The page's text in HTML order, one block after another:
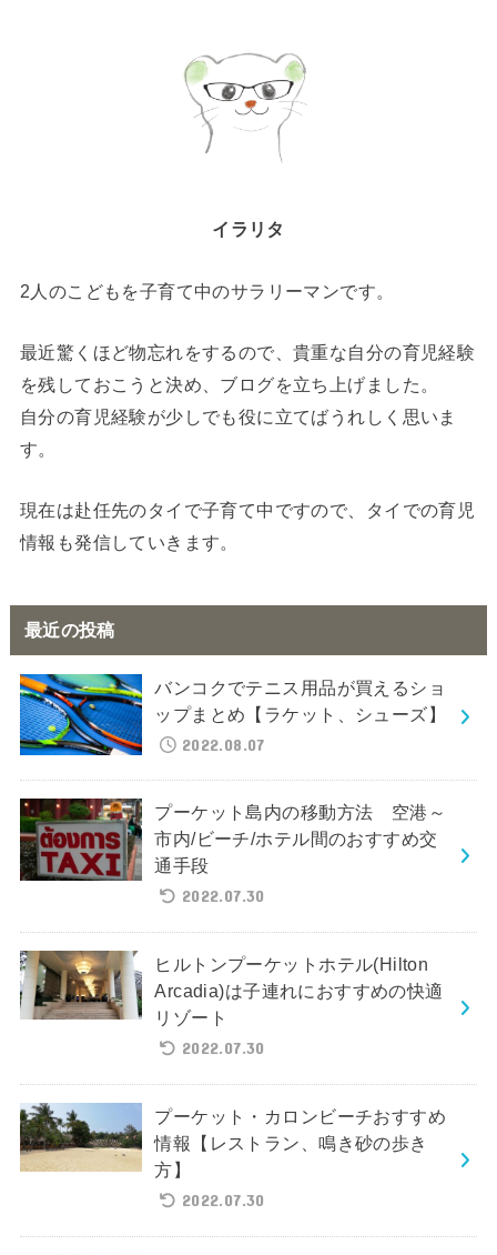
イラリタ
2人のこどもを子育て中のサラリーマンです。
最近驚くほど物忘れをするので、貴重な自分の育児経験
を残しておこうと決め、ブログを立ち上げました。
自分の育児経験が少しでも役に立てばうれしく思いま
す。
現在は赴任先のタイで子育て中ですので、タイでの育児
情報も発信していきます。
最近の投稿
バンコクでテニス用品が買えるショ
ップまとめ【ラケット、シューズ】
2022.08.07
プーケット島内の移動方法 空港～
市内/ビーチ/ホテル間のおすすめ交
通手段
2022.07.30
ヒルトンプーケットホテル(Hilton
Arcadia)は子連れにおすすめの快適
リゾート
2022.07.30
プーケット・カロンビーチおすすめ
情報【レストラン、鳴き砂の歩き
方】
2022.07.30